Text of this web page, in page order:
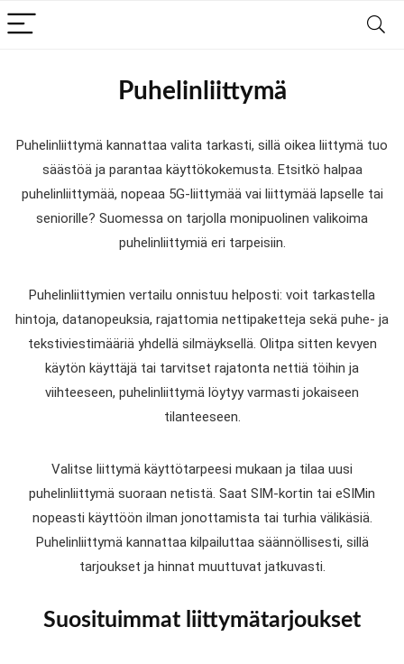
Puhelinliittymä
Puhelinliittymä kannattaa valita tarkasti, sillä oikea liittymä tuo
säästöä ja parantaa käyttökokemusta. Etsitkö halpaa
puhelinliittymää, nopeaa 5G-liittymää vai liittymää lapselle tai
seniorille? Suomessa on tarjolla monipuolinen valikoima
puhelinliittymiä eri tarpeisiin.
Puhelinliittymien vertailu onnistuu helposti: voit tarkastella
hintoja, datanopeuksia, rajattomia nettipaketteja sekä puhe- ja
tekstiviestimääriä yhdellä silmäyksellä. Olitpa sitten kevyen
käytön käyttäjä tai tarvitset rajatonta nettiä töihin ja
viihteeseen, puhelinliittymä löytyy varmasti jokaiseen
tilanteeseen.
Valitse liittymä käyttötarpeesi mukaan ja tilaa uusi
puhelinliittymä suoraan netistä. Saat SIM-kortin tai eSIMin
nopeasti käyttöön ilman jonottamista tai turhia välikäsiä.
Puhelinliittymä kannattaa kilpailuttaa säännöllisesti, sillä
tarjoukset ja hinnat muuttuvat jatkuvasti.
Suosituimmat liittymätarjoukset